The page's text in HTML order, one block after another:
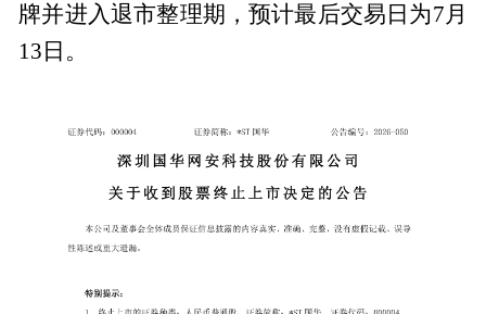
牌并进入退市整理期，预计最后交易日为7月
13日。